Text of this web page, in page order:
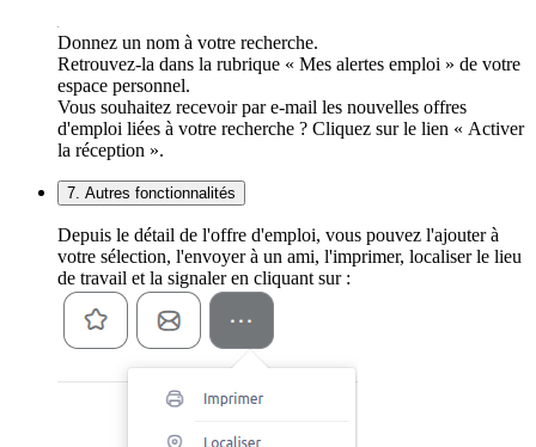
Donnez un nom à votre recherche.
Retrouvez-la dans la rubrique « Mes alertes emploi » de votre
espace personnel.
Vous souhaitez recevoir par e-mail les nouvelles offres
d'emploi liées à votre recherche ? Cliquez sur le lien « Activer
la réception ».
7. Autres fonctionnalités
Depuis le détail de l'offre d'emploi, vous pouvez l'ajouter à
votre sélection, l'envoyer à un ami, l'imprimer, localiser le lieu
de travail et la signaler en cliquant sur :